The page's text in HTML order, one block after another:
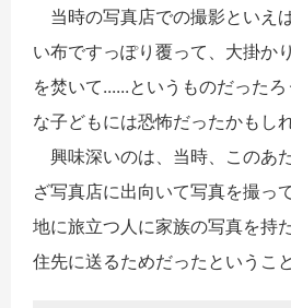
当時の写真店での撮影といえ
い布ですっぽり覆って、大掛か
を焚いて......というものだった
な子どもには恐怖だったかもしれ
興味深いのは、当時、このあ
ざ写真店に出向いて写真を撮っ
地に旅立つ人に家族の写真を持
住先に送るためだったということ